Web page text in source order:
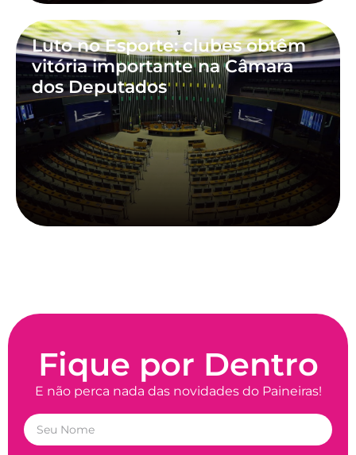
Luto no Esporte: clubes obtêm
vitória importante na Câmara
dos Deputados
Fique por Dentro
E não perca nada das novidades do Paineiras!